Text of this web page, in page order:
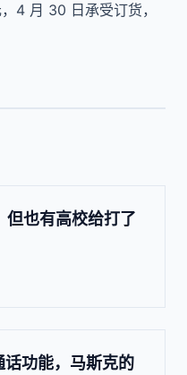
4 月 30 日承受订货，
但也有高校给打了
功能，马斯克的